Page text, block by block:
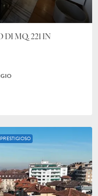
DI MQ. 221 IN
PRESTIGIOSO